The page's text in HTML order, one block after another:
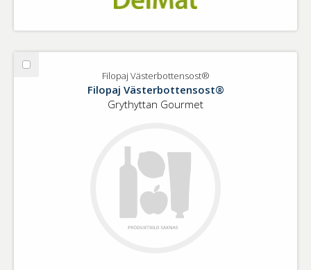
Välj
Västerbottensost®
Filopaj Västerbottensost®
Filopaj Västerbottensost®
Grythyttan Gourmet